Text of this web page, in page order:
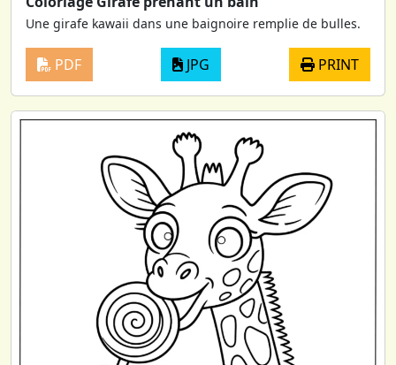
Une girafe kawaii dans une baignoire remplie de bulles.
PDF JPG PRINT